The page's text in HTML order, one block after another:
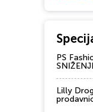
PS
Lilly